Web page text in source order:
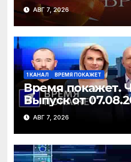
АВГ 7, 2026
1 КАНАЛ ВРЕМЯ ПОКАЖЕТ
Время покажет.
Выпуск от
АВГ 7, 2026